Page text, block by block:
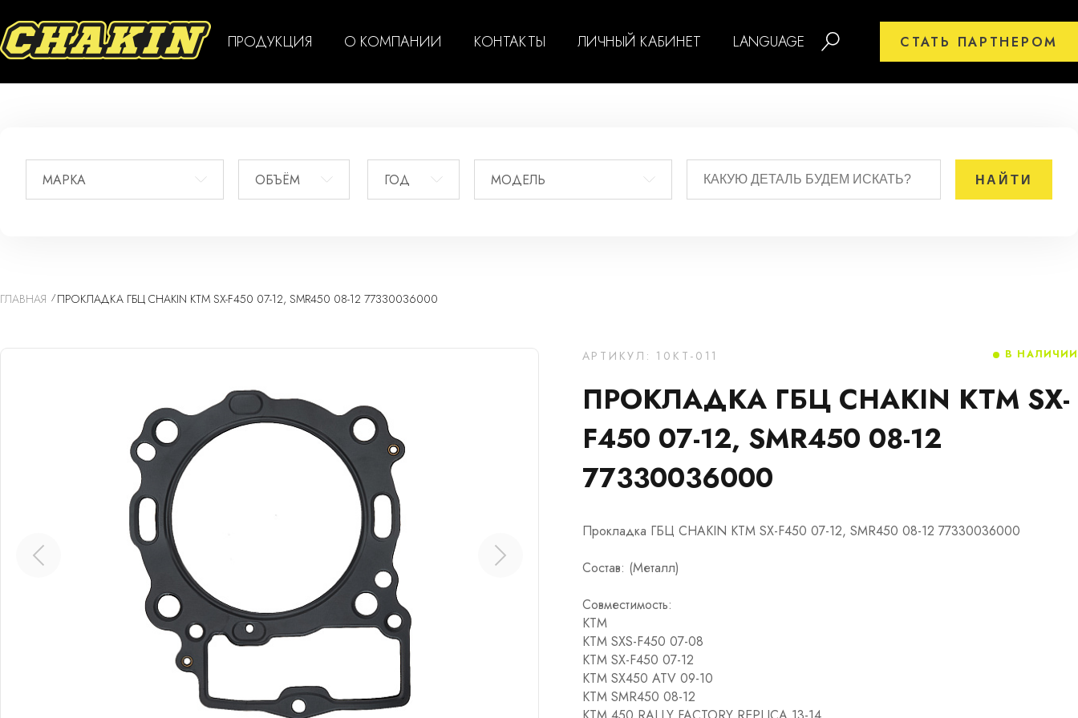
ПРОДУКЦИЯ О КОМПАНИИ КОНТАКТЫ ЛИЧНЫЙ КАБИНЕТ LANGUAGE СТАТЬ ПАРТНЕРОМ
МАРКА ОБЪЁМ ГОД МОДЕЛЬ
ГЛАВНАЯ ПРОКЛАДКА ГБЦ CHAKIN KTM SX-F450 07-12, SMR450 08-12 77330036000
АРТИКУЛ: 10KT-011
ПРОКЛАДКА ГБЦ CHAKIN KTM SX-
F450 07-12, SMR450 08-12
77330036000
Прокладка ГБЦ CHAKIN KTM SX-F450 07-12, SMR450 08-12 77330036000
Состав: (Металл)
Совместимость:
KTM
KTM SXS-F450 07-08
KTM SX-F450 07-12
KTM SX450 ATV 09-10
KTM SMR450 08-12
В НАЛИЧИИ